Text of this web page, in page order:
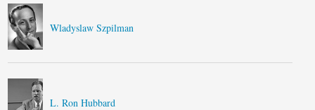
Wladyslaw Szpilman
L. Ron Hubbard